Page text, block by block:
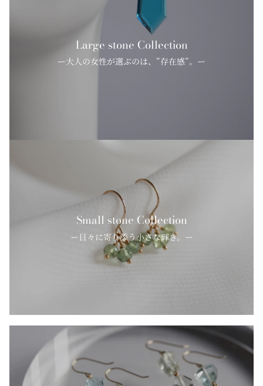
Large stone Collection
ー大人の女性が選ぶのは、”存在感”。ー
Small stone Collection
ー日々に寄り添う小さな輝き。ー